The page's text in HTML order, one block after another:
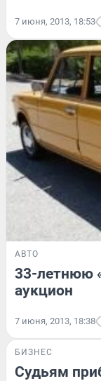
7 июня, 2013, 18:53
АВТО
33-летнюю
аукцион
7 июня, 2013, 18:38
БИЗНЕС
Судьям